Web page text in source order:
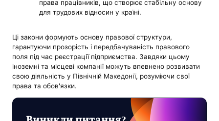
права працівників, що створює стабільну основу
для трудових відносин у країні.
Ці закони формують основу правової структури,
гарантуючи прозорість і передбачуваність правового
поля під час реєстрації підприємства. Завдяки цьому
іноземні та місцеві компанії можуть впевнено розвивати
свою діяльність у Північній Македонії, розуміючи свої
права та обов'язки.